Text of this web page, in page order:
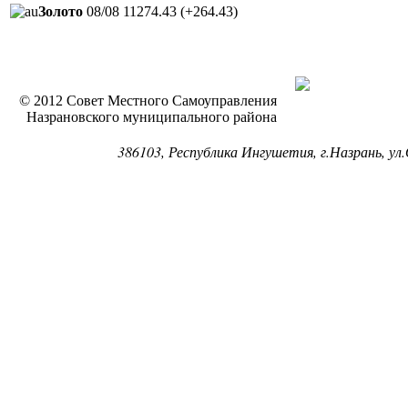
Золото 08/08 11274.43 (+264.43)
© 2012 Совет Местного Самоуправления
Назрановского муниципального района
386103, Республика Ингушетия, г.Назрань,